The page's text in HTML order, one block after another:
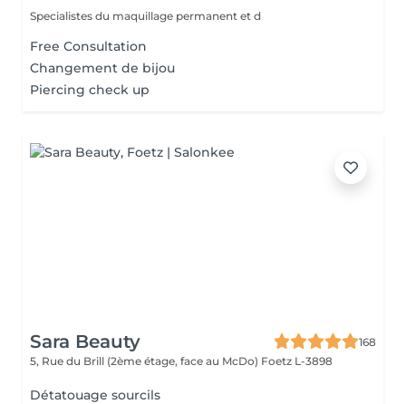
Specialistes du maquillage permanent et d
Free Consultation
Changement de bijou
Piercing check up
Sara Beauty
168
5, Rue du Brill (2ème étage, face au McDo) Foetz L-3898
Détatouage sourcils